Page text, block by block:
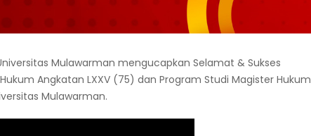
Mulawarman mengucapkan Selamat & Sukses
Angkatan LXXV (75) dan Program Studi Magister Hukum
Mulawarman.